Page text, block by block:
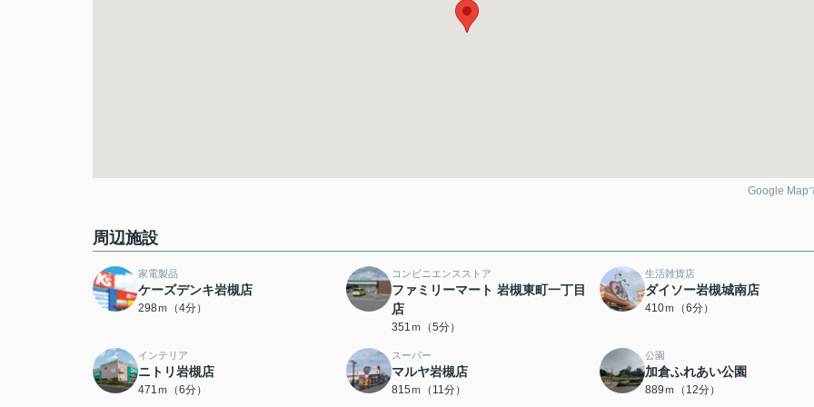
Google Map
周辺施設
家電製品
ケーズデンキ岩槻店
298ｍ（4分）
コンビニエンスストア
ファミリーマート 岩槻東町一丁目
店
351ｍ（5分）
生活雑貨店
ダイソー岩槻城南店
410ｍ（6分）
インテリア
ニトリ岩槻店
471ｍ（6分）
スーパー
マルヤ岩槻店
815ｍ（11分）
公園
加倉ふれあい公園
889ｍ（12分）